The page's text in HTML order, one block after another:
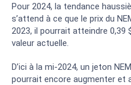
Pour 2024, la tendance
s’attend à ce que le prix du
2023, il pourrait atteindre 0,39
valeur actuelle.
D’ici à la mi-2024, un jeton
pourrait encore augmenter et